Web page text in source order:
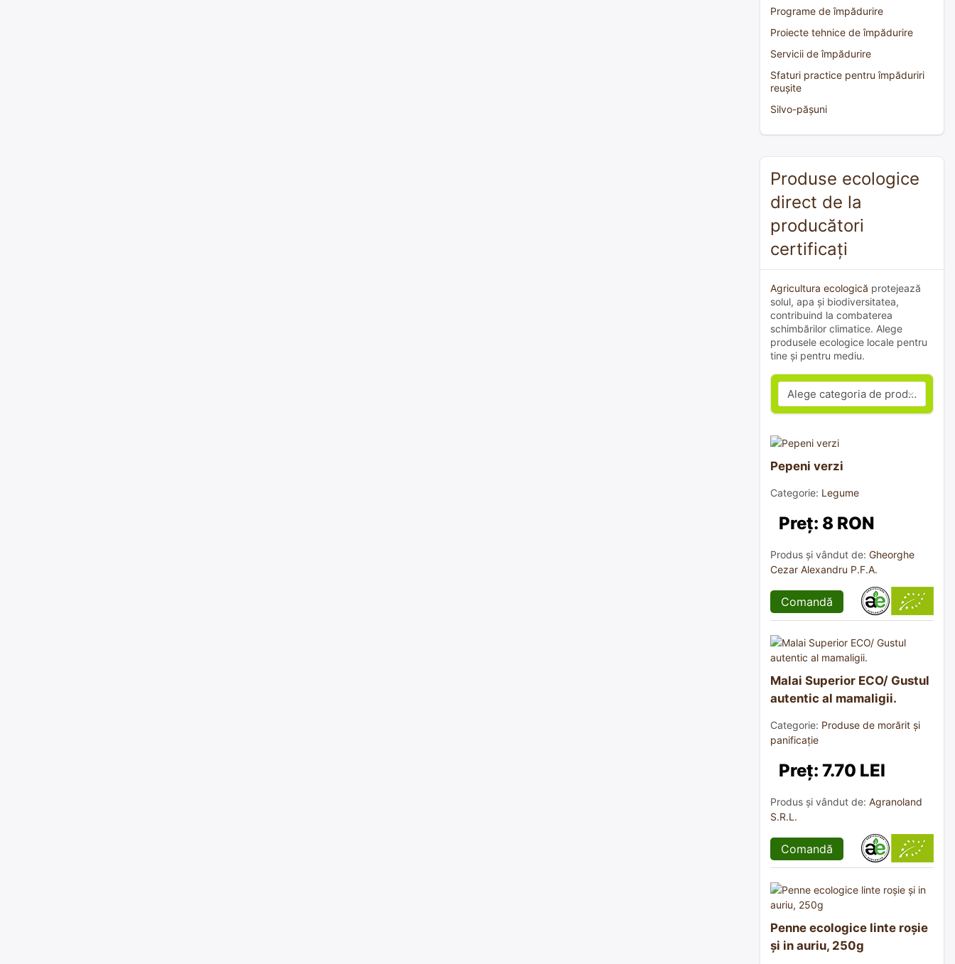
Programe de împădurire
Proiecte tehnice de împădurire
Servicii de împădurire
Sfaturi practice pentru împăduriri
reușite
Silvo-pășuni
Produse ecologice
direct de la
producători
certificați
Agricultura ecologică protejează
solul, apa și biodiversitatea,
contribuind la combaterea
schimbărilor climatice. Alege
produsele ecologice locale pentru
tine și pentru mediu.
Pepeni verzi
Categorie: Legume
Preț: 8 RON
Produs și vândut de: Gheorghe
Cezar Alexandru P.F.A.
Comandă
Malai Superior ECO/ Gustul
autentic al mamaligii.
Categorie: Produse de morărit și
panificație
Preț: 7.70 LEI
Produs și vândut de: Agranoland
S.R.L.
Comandă
Penne ecologice linte roșie
și in auriu, 250g